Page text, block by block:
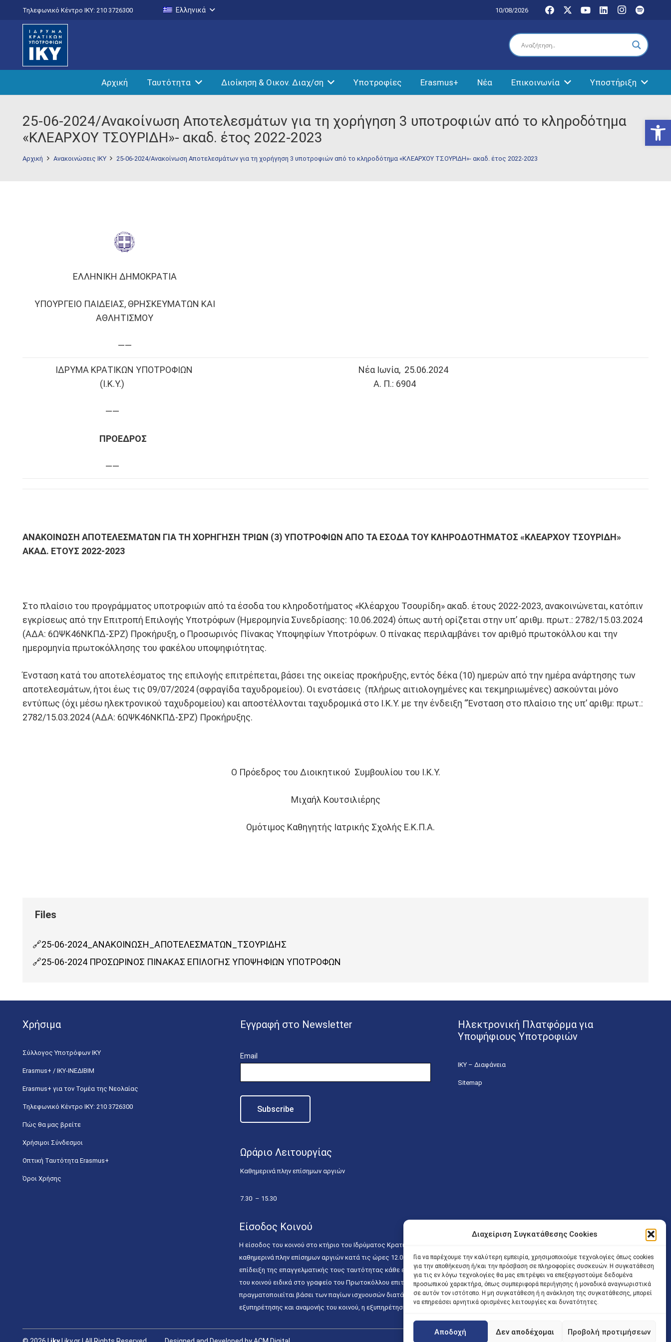
Διαχείριση Συγκατάθεσης Cookies
Για να παρέχουμε την καλύτερη εμπειρία, χρησιμοποιούμε τεχνολογίες όπως cookies
για την αποθήκευση ή/και την πρόσβαση σε πληροφορίες συσκευών. Η συγκατάθεση
για τις εν λόγω τεχνολογίες θα μας επιτρέψει να επεξεργαστούμε δεδομένα
προσωπικού χαρακτήρα, όπως συμπεριφορά περιήγησης ή μοναδικά αναγνωριστικά
σε αυτόν τον ιστότοπο. Η μη συγκατάθεση ή η ανάκληση της συγκατάθεσης, μπορεί
να επηρεάσει αρνητικά ορισμένες λειτουργίες και δυνατότητες.
Αποδοχή Δεν αποδέχομαι Προβολή προτιμήσεων
Τηλεφωνικό Κέντρο IKY: 210 3726300 Ελληνικά 10/08/2026
Αρχική Ταυτότητα Διοίκηση & Οικον. Διαχ/ση Υποτροφίες Erasmus+ Νέα Επικοινωνία Υποστήριξη
25-06-2024/Ανακοίνωση Αποτελεσμάτων για τη χορήγηση 3 υποτροφιών από το κληροδότημα
«ΚΛΕΑΡΧΟΥ ΤΣΟΥΡΙΔΗ»- ακαδ. έτος 2022-2023
Αρχική Ανακοινώσεις ΙΚΥ 25-06-2024/Ανακοίνωση Αποτελεσμάτων για τη χορήγηση 3 υποτροφιών από το κληροδότημα «ΚΛΕΑΡΧΟΥ ΤΣΟΥΡΙΔΗ»- ακαδ. έτος 2022-2023
ΕΛΛΗΝΙΚΗ ΔΗΜΟΚΡΑΤΙΑ
ΥΠΟΥΡΓΕΙΟ ΠΑΙΔΕΙΑΣ, ΘΡΗΣΚΕΥΜΑΤΩΝ ΚΑΙ
ΑΘΛΗΤΙΣΜΟΥ
——
ΙΔΡΥΜΑ ΚΡΑΤΙΚΩΝ ΥΠΟΤΡΟΦΙΩΝ
(Ι.Κ.Υ.)
——
ΠΡΟΕΔΡΟΣ
——
Νέα Ιωνία, 25.06.2024
Α. Π.: 6904
ΑΝΑΚΟΙΝΩΣΗ ΑΠΟΤΕΛΕΣΜΑΤΩΝ ΓΙΑ ΤΗ ΧΟΡΗΓΗΣΗ ΤΡΙΩΝ (3) ΥΠΟΤΡΟΦΙΩΝ ΑΠΟ ΤΑ ΕΣΟΔΑ ΤΟΥ ΚΛΗΡΟΔΟΤΗΜΑΤΟΣ «ΚΛΕΑΡΧΟΥ ΤΣΟΥΡΙΔΗ»
ΑΚΑΔ. ΕΤΟΥΣ 2022-2023
Στο πλαίσιο του προγράμματος υποτροφιών από τα έσοδα του κληροδοτήματος «Κλέαρχου Τσουρίδη» ακαδ. έτους 2022-2023, ανακοινώνεται, κατόπιν
εγκρίσεως από την Επιτροπή Επιλογής Υποτρόφων (Ημερομηνία Συνεδρίασης: 10.06.2024) όπως αυτή ορίζεται στην υπ’ αριθμ. πρωτ.: 2782/15.03.2024
(ΑΔΑ: 6ΩΨΚ46ΝΚΠΔ-ΣΡΖ) Προκήρυξη, ο Προσωρινός Πίνακας Υποψηφίων Υποτρόφων. Ο πίνακας περιλαμβάνει τον αριθμό πρωτοκόλλου και την
ημερομηνία πρωτοκόλλησης του φακέλου υποψηφιότητας.
Ένσταση κατά του αποτελέσματος της επιλογής επιτρέπεται, βάσει της οικείας προκήρυξης, εντός δέκα (10) ημερών από την ημέρα ανάρτησης των
αποτελεσμάτων, ήτοι έως τις 09/07/2024 (σφραγίδα ταχυδρομείου). Οι ενστάσεις (πλήρως αιτιολογημένες και τεκμηριωμένες) ασκούνται μόνο
εντύπως (όχι μέσω ηλεκτρονικού ταχυδρομείου) και αποστέλλονται ταχυδρομικά στο Ι.Κ.Υ. με την ένδειξη “Ένσταση στο πλαίσιο της υπ’ αριθμ: πρωτ.:
2782/15.03.2024 (ΑΔΑ: 6ΩΨΚ46ΝΚΠΔ-ΣΡΖ) Προκήρυξης.
Ο Πρόεδρος του Διοικητικού Συμβουλίου του Ι.Κ.Υ.
Μιχαήλ Κουτσιλιέρης
Ομότιμος Καθηγητής Ιατρικής Σχολής Ε.Κ.Π.Α.
25-06-2024_ΑΝΑΚΟΙΝΩΣΗ_ΑΠΟΤΕΛΕΣΜΑΤΩΝ_ΤΣΟΥΡΙΔΗΣ
25-06-2024 ΠΡΟΣΩΡΙΝΟΣ ΠΙΝΑΚΑΣ ΕΠΙΛΟΓΗΣ ΥΠΟΨΗΦΙΩΝ ΥΠΟΤΡΟΦΩΝ
Χρήσιμα
Σύλλογος Υποτρόφων ΙΚΥ
Erasmus+ / ΙΚΥ-ΙΝΕΔΙΒΙΜ
Erasmus+ για τον Τομέα της Νεολαίας
Τηλεφωνικό Κέντρο IKY: 210 3726300
Πώς θα μας βρείτε
Χρήσιμοι Σύνδεσμοι
Οπτική Ταυτότητα Erasmus+
Όροι Χρήσης
Εγγραφή στο Newsletter
Email
Ωράριο Λειτουργίας
Καθημερινά πλην επίσημων αργιών
7.30 – 15.30
Ηλεκτρονική Πλατφόρμα για
Υποψήφιους Υποτροφιών
ΙΚΥ – Διαφάνεια
Sitemap
Είσοδος Κοινού
Η είσοδος του κοινού στο κτήριο του Ιδρύματος Κρατικών Υποτροφιών (Λ. Εθνικής Αντιστάσεως 41 T.K.14234 Νέα Ιωνία), επιτρέπεται
καθημερινά πλην επίσημων αργιών κατά τις ώρες 12.00 – 15.00. Η είσοδος των Δικηγόρων στο κτήριο επιτρέπεται ελεύθερα με την
επίδειξη της επαγγελματικής τους ταυτότητας κάθε εργάσιμη ημέρα και ώρα χωρίς κανέναν χρονικό ή άλλο περιορισμό. Η είσοδος
του κοινού ειδικά στο γραφείο του Πρωτοκόλλου επιτρέπεται καθημερινά κατά τις ώρες 9.00 – 15.00. Η εξυπηρέτηση του κοινού
πραγματοποιείται βάσει των παγίων ισχυουσών διατάξεων. Για την αποφυγή συνωστισμού εντός του εσωτερικού χώρου
εξυπηρέτησης και αναμονής του κοινού, η εξυπηρέτησή του δύναται να πραγματοποιείται κατόπιν προγραμματισμένου ραντεβού.